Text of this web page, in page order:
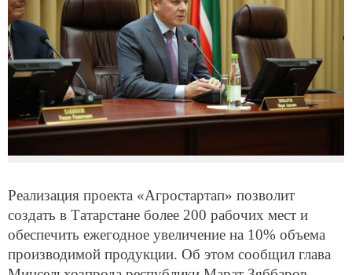
Реализация проекта «Агростартап» позволит
создать в Татарстане более 200 рабочих мест и
обеспечить ежегодное увеличение на 10% объема
производимой продукции. Об этом сообщил глава